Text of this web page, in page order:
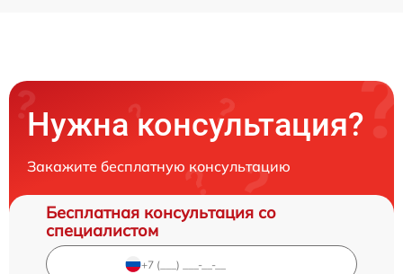
Нужна консультация?
Закажите бесплатную консультацию
Бесплатная консультация со
специалистом